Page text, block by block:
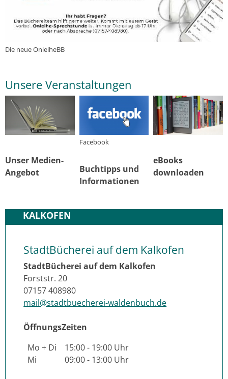
Die neue OnleiheBB
Unsere Veranstaltungen
Unser Medien-
Angebot
Facebook
Buchtipps und
Informationen
eBooks
downloaden
KALKOFEN
StadtBücherei auf dem Kalkofen
StadtBücherei auf dem Kalkofen
Forststr. 20
07157 408980
mail@stadtbuecherei-waldenbuch.de
ÖffnungsZeiten
Mo + Di
15:00 - 19:00 Uhr
Mi
09:00 - 13:00 Uhr